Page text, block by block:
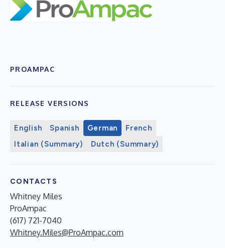
PROAMPAC
RELEASE VERSIONS
English Spanish German
French
Italian (Summary)
Dutch (Summary)
CONTACTS
Whitney Miles
ProAmpac
(617) 721-7040
Whitney.Miles@ProAmpac.com